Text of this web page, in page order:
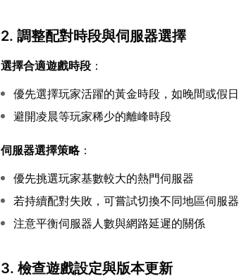
2. 調整配對時段與伺服器選擇
選擇合適遊戲時段 ：
優先選擇玩家活躍的黃金時段，如晚間或假日
避開凌晨等玩家稀少的離峰時段
伺服器選擇策略：
優先挑選玩家基數較大的熱門伺服器
若持續配對失敗，可嘗試切換不同地區伺服器
注意平衡伺服器人數與網路延遲的關係
3. 檢查遊戲設定與版本更新